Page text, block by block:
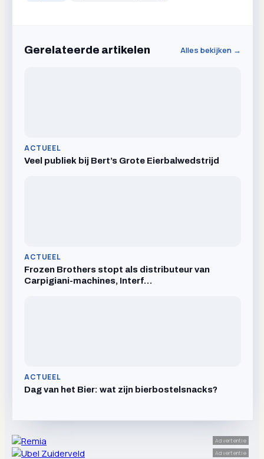
Gerelateerde artikelen Alles bekijken →
ACTUEEL
Veel publiek bij Bert’s Grote Eierbalwedstrijd
ACTUEEL
Frozen Brothers stopt als distributeur van
Carpigiani-machines, Interf…
ACTUEEL
Dag van het Bier: wat zijn bierbostelsnacks?
Advertentie
Advertentie